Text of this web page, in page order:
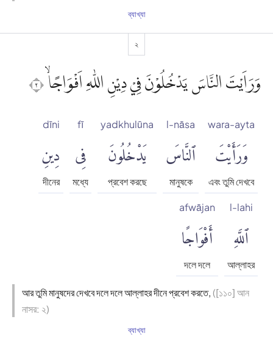
ব্যাখ্যা
২
وَرَاَيْتَ النَّاسَ يَدْخُلُوْنَ فِيْ دِيْنِ اللّٰهِ اَفْوَاجًاۙ ٢
wara-ayta
وَرَأَيْتَ
এবং তুমি দেখবে
l-nāsa
ٱلنَّاسَ
মানুষকে
yadkhulūna
يَدْخُلُونَ
প্রবেশ করছে
fī
فِى
মধ্যে
dīni
دِينِ
দীনের
l-lahi
ٱللَّهِ
আল্লাহর
afwājan
أَفْوَاجًا
দলে দলে
আর তুমি মানুষদের দেখবে দলে দলে আল্লাহর দীনে প্রবেশ করতে, ([১১০] আন
নাসর: ২)
ব্যাখ্যা